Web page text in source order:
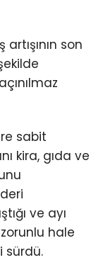
son
sabit
kira, gıda ve
ve ayı
hale
sürdü.